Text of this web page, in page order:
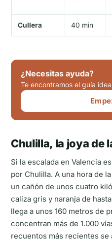
Cullera 40 min
¿Necesitas ayuda?
Te encontramos el guía
Chulilla, la joya de
Si la escalada en Valencia
por Chulilla. A una hora de
un cañón de unos cuatro
caliza gris y naranja de
llega a unos 160 metros de
concentran más de 1.000
recuentos más recientes se